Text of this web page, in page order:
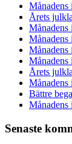
Månadens
Årets
Månadens
Månadens
Månadens
Månadens
Årets
Månadens
Bättre
Senaste